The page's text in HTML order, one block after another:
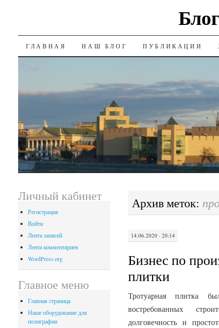
SKIP
ГЛАВНАЯ НАШ БЛОГ ПУБЛИКАЦИИ
Архив меток:
14.06.2020 · 20:14
Бизнес по
плитки
Тротуарная плитка
востребованных
долговечность и
Личный кабинет
Регистрация
Войти
Лента записей
Лента комментариев
WordPress.org
Главное меню
Главная страница
Наше оборудование для
полиграфии